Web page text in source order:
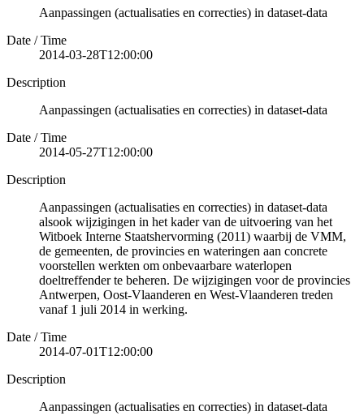
Aanpassingen (actualisaties en correcties) in dataset-data
Date / Time
2014-03-28T12:00:00
Description
Aanpassingen (actualisaties en correcties) in dataset-data
Date / Time
2014-05-27T12:00:00
Description
Aanpassingen (actualisaties en correcties) in dataset-data
alsook wijzigingen in het kader van de uitvoering van het
Witboek Interne Staatshervorming (2011) waarbij de VMM,
de gemeenten, de provincies en wateringen aan concrete
voorstellen werkten om onbevaarbare waterlopen
doeltreffender te beheren. De wijzigingen voor de provincies
Antwerpen, Oost-Vlaanderen en West-Vlaanderen treden
vanaf 1 juli 2014 in werking.
Date / Time
2014-07-01T12:00:00
Description
Aanpassingen (actualisaties en correcties) in dataset-data